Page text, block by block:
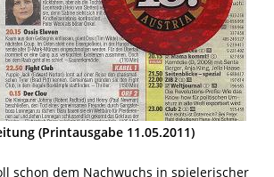
(Printausgabe 11.05.2011)
schon dem Nachwuchs in spielerischer